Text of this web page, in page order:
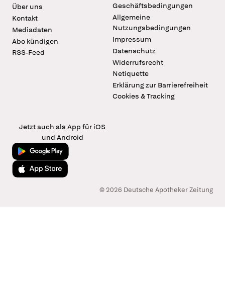
Über uns
Kontakt
Mediadaten
Abo kündigen
RSS-Feed
Geschäftsbedingungen
Allgemeine
Nutzungsbedingungen
Impressum
Datenschutz
Widerrufsrecht
Netiquette
Erklärung zur Barrierefreiheit
Cookies & Tracking
Jetzt auch als App für iOS
und Android
Jetzt bei Google Play
Laden im App Store
© 2026 Deutsche Apotheker Zeitung